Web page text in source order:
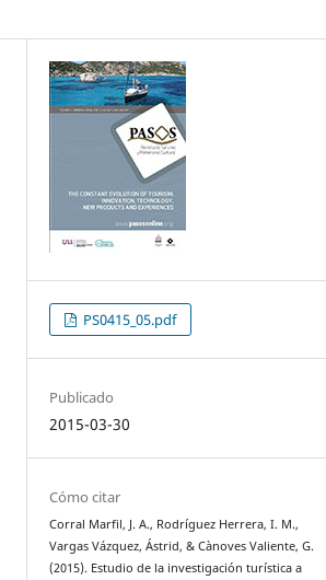
PS0415_05.pdf
Publicado
2015-03-30
Cómo citar
Corral Marfil, J. A., Rodríguez Herrera, I. M.,
Vargas Vázquez, Ástrid, & Cànoves Valiente, G.
(2015). Estudio de la investigación turística a